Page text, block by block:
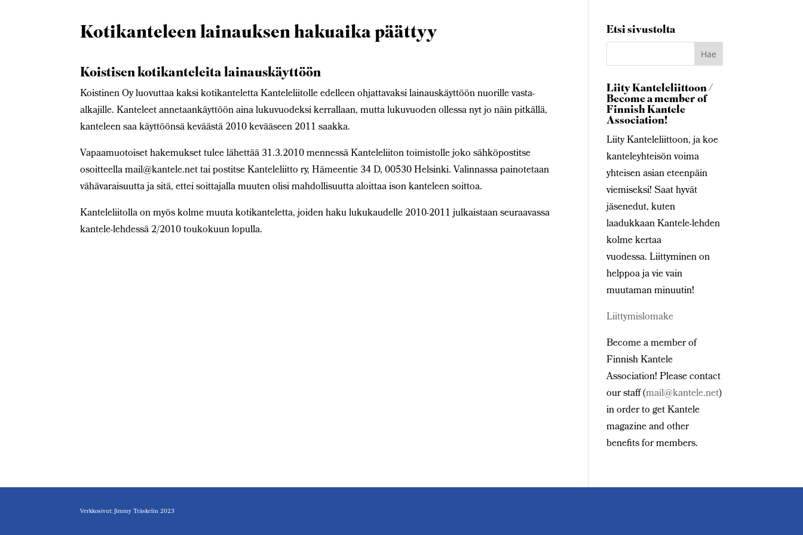
Kotikanteleen lainauksen hakuaika päättyy
Koistisen kotikanteleita lainauskäyttöön
Koistinen Oy luovuttaa kaksi kotikanteletta Kanteleliitolle edelleen ohjattavaksi lainauskäyttöön nuorille vasta-
alkajille. Kanteleet annetaankäyttöön aina lukuvuodeksi kerrallaan, mutta lukuvuoden ollessa nyt jo näin pitkällä,
kanteleen saa käyttöönsä keväästä 2010 kevääseen 2011 saakka.
Vapaamuotoiset hakemukset tulee lähettää 31.3.2010 mennessä Kanteleliiton toimistolle joko sähköpostitse
osoitteella mail@kantele.net tai postitse Kanteleliitto ry, Hämeentie 34 D, 00530 Helsinki. Valinnassa painotetaan
vähävaraisuutta ja sitä, ettei soittajalla muuten olisi mahdollisuutta aloittaa ison kanteleen soittoa.
Kanteleliitolla on myös kolme muuta kotikanteletta, joiden haku lukukaudelle 2010-2011 julkaistaan seuraavassa
kantele-lehdessä 2/2010 toukokuun lopulla.
Etsi sivustolta
Liity Kanteleliittoon /
Become a member of
Finnish Kantele
Association!
Liity Kanteleliittoon, ja koe
kanteleyhteisön voima
yhteisen asian eteenpäin
viemiseksi! Saat hyvät
jäsenedut, kuten
laadukkaan Kantele-lehden
kolme kertaa
vuodessa. Liittyminen on
helppoa ja vie vain
muutaman minuutin!
Liittymislomake
Become a member of
Finnish Kantele
Association! Please contact
our staff (mail@kantele.net)
in order to get Kantele
magazine and other
benefits for members.
Verkkosivut: Jimmy Träskelin 2023